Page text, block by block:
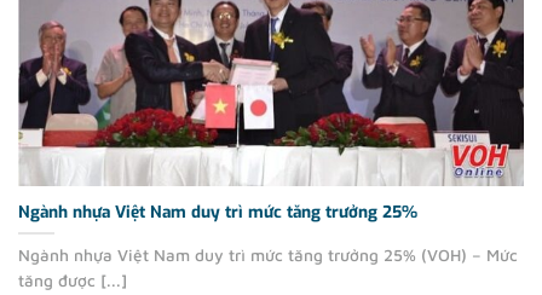
Ngành nhựa Việt Nam duy trì mức tăng trưởng 25%
Ngành nhựa Việt Nam duy trì mức tăng trưởng 25% (VOH) – Mức
tăng được [...]